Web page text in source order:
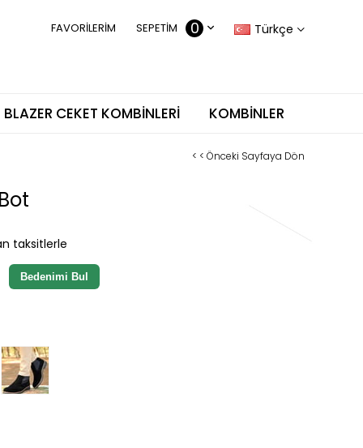
Türkçe
SEPETIM 0
FAVORILERIM
BLAZER CEKET KOMBINLERI KOMBINLER
< < Önceki Sayfaya Dön
taksitlerle
Bedenimi Bul